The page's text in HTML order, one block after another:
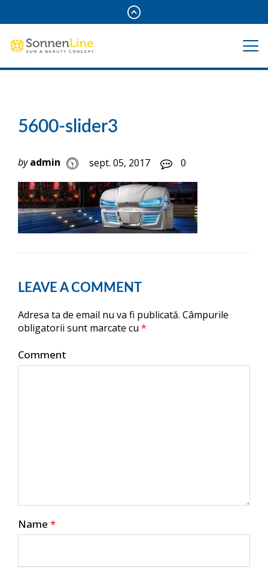
5600-slider3
by admin sept. 05, 2017 0
LEAVE A COMMENT
Adresa ta de email nu va fi publicată. Câmpurile
obligatorii sunt marcate cu *
Comment
Name *